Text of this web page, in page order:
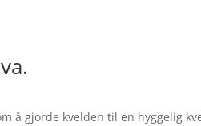
å gjorde kvelden til en hyggelig